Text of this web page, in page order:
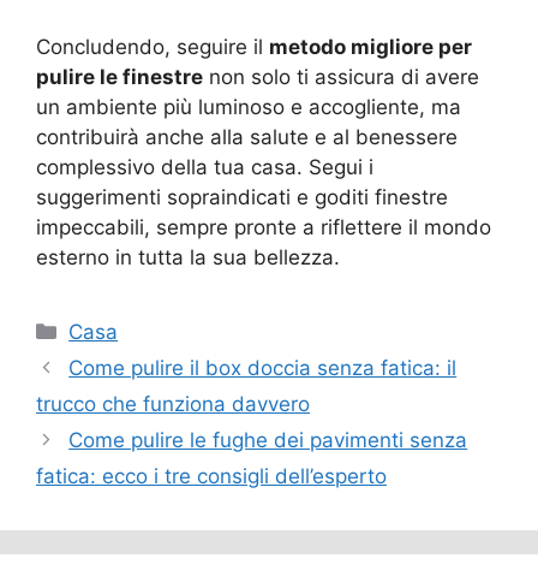
Concludendo, seguire il metodo migliore per
pulire le finestre non solo ti assicura di avere
un ambiente più luminoso e accogliente, ma
contribuirà anche alla salute e al benessere
complessivo della tua casa. Segui i
suggerimenti sopraindicati e goditi finestre
impeccabili, sempre pronte a riflettere il mondo
esterno in tutta la sua bellezza.
Categorie
Casa
Come pulire il box doccia senza fatica: il
trucco che funziona davvero
Come pulire le fughe dei pavimenti senza
fatica: ecco i tre consigli dell’esperto